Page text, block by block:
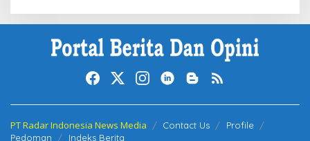
PT Radar Indonesia News Media Contact Us
Profile
Pedoman
Indeks Berita